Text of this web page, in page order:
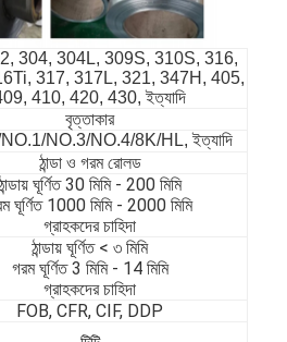
304, 304L, 309S, 310S, 316,
317, 317L, 321, 347H, 405,
410, 420, 430, ইত্যাদি
বৃত্তাকার
NO.3/NO.4/8K/HL, ইত্যাদি
ঠান্ডা ও গরম রোলড
ঘূর্ণিত 30 মিমি - 200 মিমি
ঘূর্ণিত 1000 মিমি - 2000 মিমি
গ্রাহকদের চাহিদা
ঠান্ডায় ঘূর্ণিত < ৩ মিমি
গরম ঘূর্ণিত 3 মিমি - 14 মিমি
গ্রাহকদের চাহিদা
FOB, CFR, CIF, DDP